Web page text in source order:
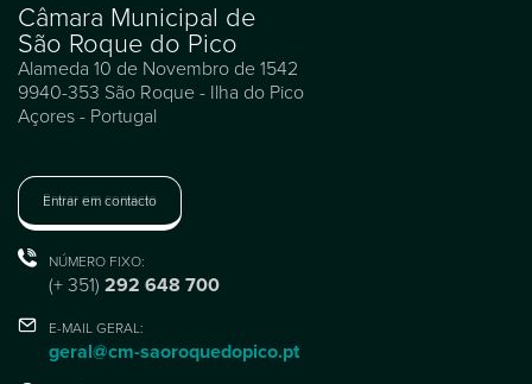
Câmara Municipal de
São Roque do Pico
Alameda 10 de Novembro de 1542
9940-353 São Roque - Ilha do Pico
Açores - Portugal
Entrar em contacto
NÚMERO FIXO:
(+ 351) 292 648 700
E-MAIL GERAL:
geral@cm-saoroquedopico.pt